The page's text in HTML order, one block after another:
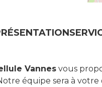
Vannes vous
équipe sera à